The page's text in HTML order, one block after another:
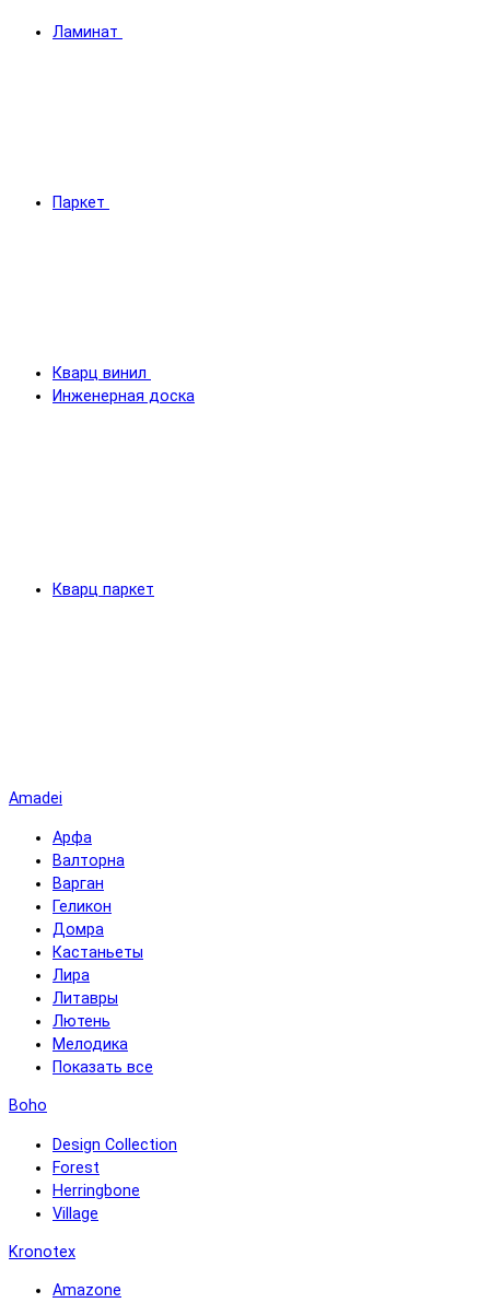
Ламинат
Паркет
Кварц винил
Инженерная доска
Кварц паркет
Amadei
Арфа
Валторна
Варган
Геликон
Домра
Кастаньеты
Лира
Литавры
Лютень
Мелодика
Показать все
Boho
Design Collection
Forest
Herringbone
Village
Kronotex
Amazone